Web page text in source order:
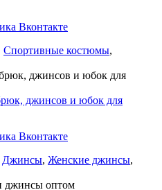
Вконтакте
Спортивные костюмы,
джинсов и юбок для
Вконтакте
Джинсы, Женские джинсы,